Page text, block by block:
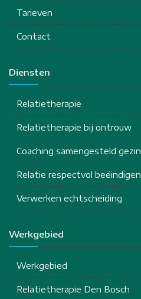
Tarieven
Contact
Diensten
Relatietherapie
Relatietherapie bij ontrouw
Coaching samengesteld gezin
Relatie respectvol beëindigen
Verwerken echtscheiding
Werkgebied
Werkgebied
Relatietherapie Den Bosch